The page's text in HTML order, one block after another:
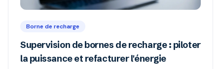
Borne de recharge
Supervision de bornes de recharge : piloter
la puissance et refacturer l'énergie